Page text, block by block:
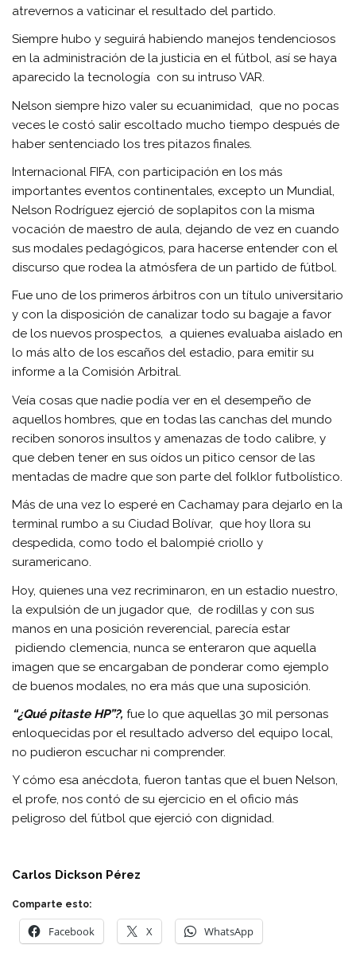
atrevernos a vaticinar el resultado del partido.
Siempre hubo y seguirá habiendo manejos tendenciosos
en la administración de la justicia en el fútbol, así se haya
aparecido la tecnología con su intruso VAR.
Nelson siempre hizo valer su ecuanimidad, que no pocas
veces le costó salir escoltado mucho tiempo después de
haber sentenciado los tres pitazos finales.
Internacional FIFA, con participación en los más
importantes eventos continentales, excepto un Mundial,
Nelson Rodríguez ejerció de soplapitos con la misma
vocación de maestro de aula, dejando de vez en cuando
sus modales pedagógicos, para hacerse entender con el
discurso que rodea la atmósfera de un partido de fútbol.
Fue uno de los primeros árbitros con un título universitario
y con la disposición de canalizar todo su bagaje a favor
de los nuevos prospectos, a quienes evaluaba aislado en
lo más alto de los escaños del estadio, para emitir su
informe a la Comisión Arbitral.
Veía cosas que nadie podía ver en el desempeño de
aquellos hombres, que en todas las canchas del mundo
reciben sonoros insultos y amenazas de todo calibre, y
que deben tener en sus oídos un pitico censor de las
mentadas de madre que son parte del folklor futbolístico.
Más de una vez lo esperé en Cachamay para dejarlo en la
terminal rumbo a su Ciudad Bolívar, que hoy llora su
despedida, como todo el balompié criollo y
suramericano.
Hoy, quienes una vez recriminaron, en un estadio nuestro,
la expulsión de un jugador que, de rodillas y con sus
manos en una posición reverencial, parecía estar
pidiendo clemencia, nunca se enteraron que aquella
imagen que se encargaban de ponderar como ejemplo
de buenos modales, no era más que una suposición.
“¿Qué pitaste HP”?, fue lo que aquellas 30 mil personas
enloquecidas por el resultado adverso del equipo local,
no pudieron escuchar ni comprender.
Y cómo esa anécdota, fueron tantas que el buen Nelson,
el profe, nos contó de su ejercicio en el oficio más
peligroso del fútbol que ejerció con dignidad.
Carlos Dickson Pérez
Comparte esto:
Facebook X WhatsApp